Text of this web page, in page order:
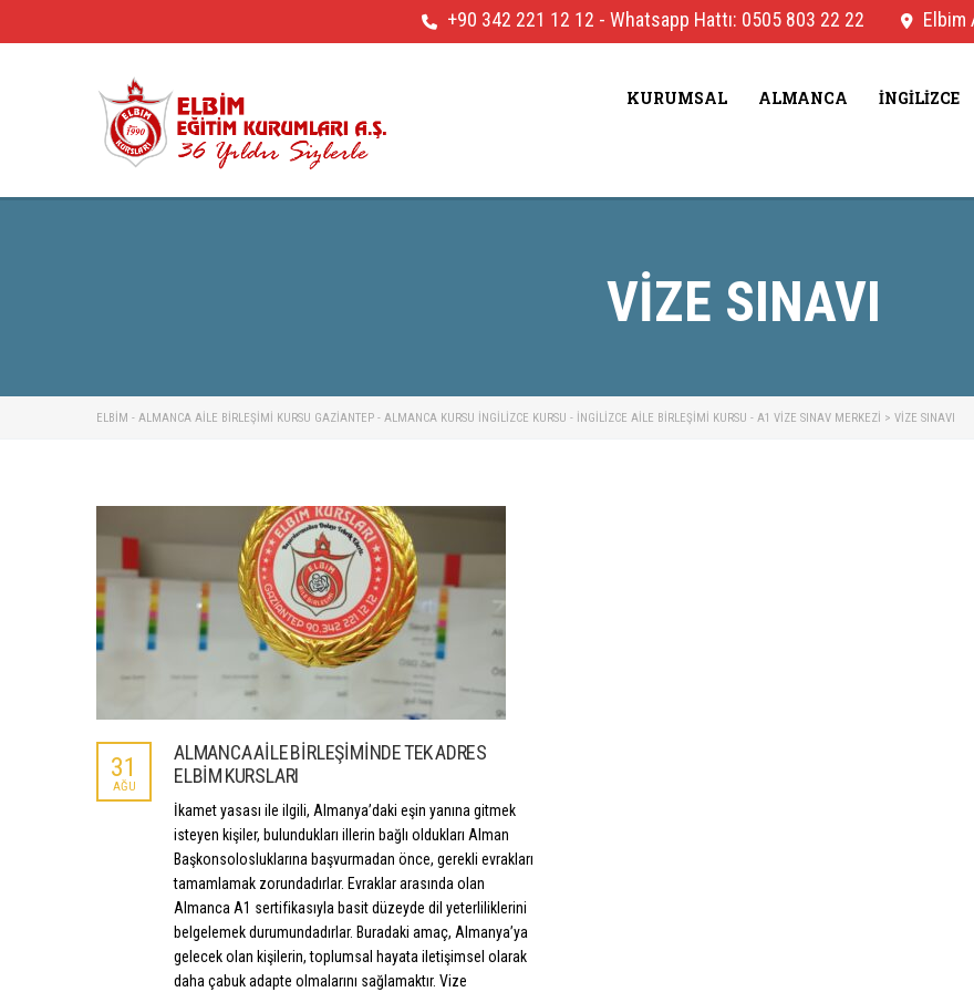
Elbim
+90 342 221 12 12 - Whatsapp Hattı: 0505 803 22 22
KURUMSAL ALMANCA İNGILIZCE
VIZE SINAVI
ELBİM - ALMANCA AILE BIRLEŞIMI KURSU GAZIANTEP - ALMANCA KURSU İNGILIZCE KURSU - İNGILIZCE AILE BIRLEŞIMI KURSU - A1 VIZE SINAV MERKEZI > VIZE SINAVI
ALMANCA AİLE BİRLEŞİMİNDE TEK ADRES
ELBİM KURSLARI
31
AĞU
İkamet yasası ile ilgili, Almanya’daki eşin yanına gitmek
isteyen kişiler, bulundukları illerin bağlı oldukları Alman
Başkonsolosluklarına başvurmadan önce, gerekli evrakları
tamamlamak zorundadırlar. Evraklar arasında olan
Almanca A1 sertifikasıyla basit düzeyde dil yeterliliklerini
belgelemek durumundadırlar. Buradaki amaç, Almanya’ya
gelecek olan kişilerin, toplumsal hayata iletişimsel olarak
daha çabuk adapte olmalarını sağlamaktır. Vize